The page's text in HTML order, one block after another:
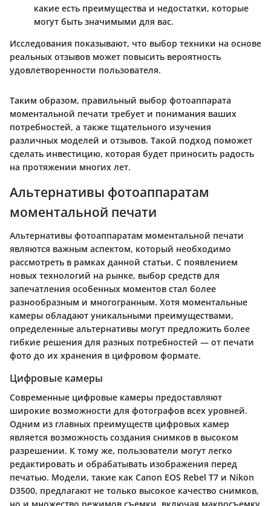
какие есть преимущества и недостатки, которые
могут быть значимыми для вас.
Исследования показывают, что выбор техники на основе
реальных отзывов может повысить вероятность
удовлетворенности пользователя.
Таким образом, правильный выбор фотоаппарата
моментальной печати требует и понимания ваших
потребностей, а также тщательного изучения
различных моделей и отзывов. Такой подход поможет
сделать инвестицию, которая будет приносить радость
на протяжении многих лет.
Альтернативы фотоаппаратам
моментальной печати
Альтернативы фотоаппаратам моментальной печати
являются важным аспектом, который необходимо
рассмотреть в рамках данной статьи. С появлением
новых технологий на рынке, выбор средств для
запечатления особенных моментов стал более
разнообразным и многогранным. Хотя моментальные
камеры обладают уникальными преимуществами,
определенные альтернативы могут предложить более
гибкие решения для разных потребностей — от печати
фото до их хранения в цифровом формате.
Цифровые камеры
Современные цифровые камеры предоставляют
широкие возможности для фотографов всех уровней.
Одним из главных преимуществ цифровых камер
является возможность создания снимков в высоком
разрешении. К тому же, пользователи могут легко
редактировать и обрабатывать изображения перед
печатью. Модели, такие как Canon EOS Rebel T7 и Nikon
D3500, предлагают не только высокое качество снимков,